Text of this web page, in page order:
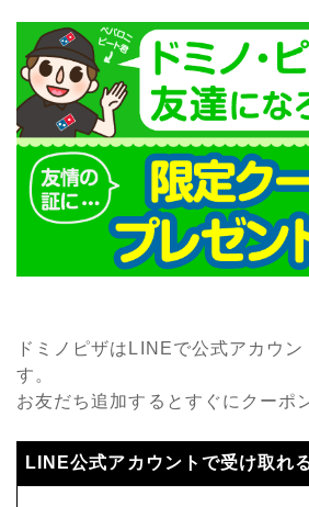
ドミノピザはLINEで公式アカウン
す。
お友だち追加するとすぐにクーポ
LINE公式アカウントで受け取れ